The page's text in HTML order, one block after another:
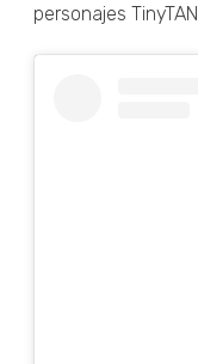
personajes TinyTAN.